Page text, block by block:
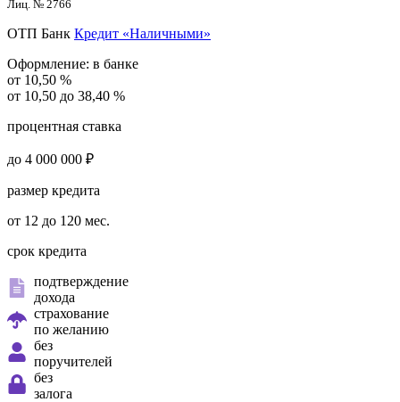
Лиц. № 2766
ОТП Банк Кредит «Наличными»
Оформление: в банке
от 10,50 %
от 10,50 до 38,40 %
процентная ставка
до 4 000 000 ₽
размер кредита
от 12 до 120 мес.
срок кредита
подтверждение
дохода
страхование
по желанию
без
поручителей
без
залога